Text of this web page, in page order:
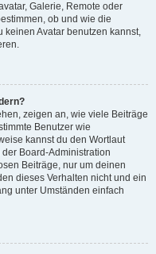
Galerie, Remote oder
ob und wie die
keinen Avatar benutzen kannst,
zeigen an, wie viele Beiträge
Benutzer wie
kannst du den Wortlaut
Board-Administration
Beiträge, nur um deinen
dieses Verhalten nicht und ein
unter Umständen einfach